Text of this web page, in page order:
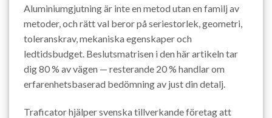
Aluminiumgjutning är inte en metod utan en familj av
metoder, och rätt val beror på seriestorlek, geometri,
toleranskrav, mekaniska egenskaper och
ledtidsbudget. Beslutsmatrisen i den här artikeln tar
dig 80 % av vägen — resterande 20 % handlar om
erfarenhetsbaserad bedömning av just din detalj.
Traficator hjälper svenska tillverkande företag att